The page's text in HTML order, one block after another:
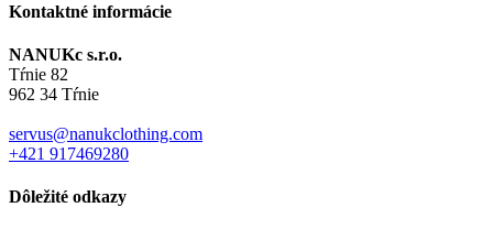
Kontaktné informácie
NANUKc s.r.o.
Tŕnie 82
962 34 Tŕnie
servus@nanukclothing.com
+421 917469280
Dôležité odkazy